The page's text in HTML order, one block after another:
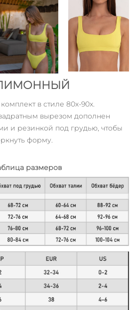
в стиле 80х-90х.
вырезом дополнен
и резинкой под грудью, чтобы
форму.
размеров